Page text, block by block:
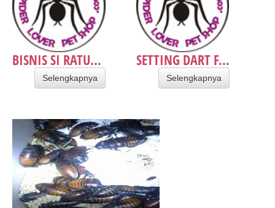
BISNIS SI RATU...
Selengkapnya
SETTING DART F...
Selengkapnya